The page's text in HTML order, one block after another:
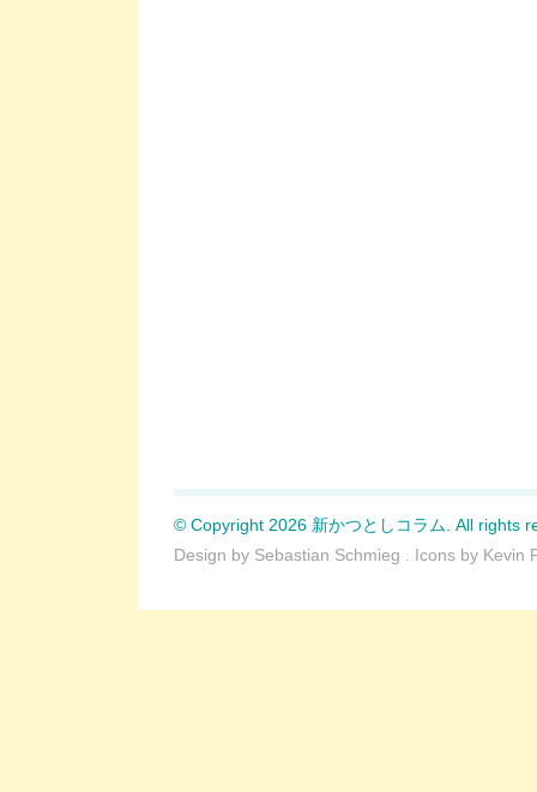
© Copyright 2026 新かつとしコラム. All rights
Design by Sebastian Schmieg . Icons by Kevin